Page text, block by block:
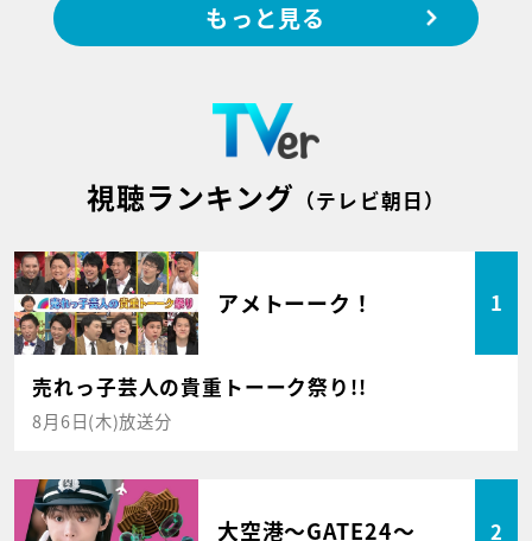
もっと見る
視聴ランキング （テレビ朝日）
アメトーーク！ 1
売れっ子芸人の貴重トーーク祭り!!
8月6日(木)放送分
大空港～GATE24～ 2